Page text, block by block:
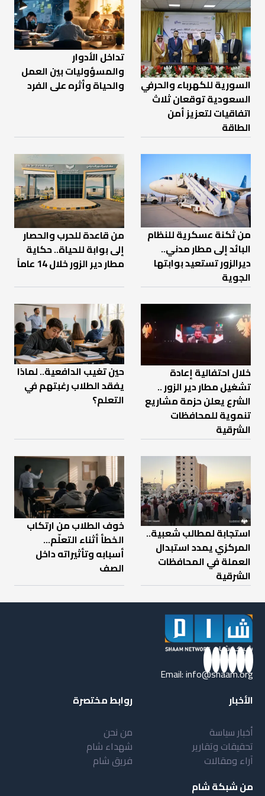
السورية للكهرباء والحرفي
السعودية توقعان ثلاث
اتفاقيات لتعزيز أمن
الطاقة
تداخل الأدوار
والمسؤوليات بين العمل
والحياة وأثره على الفرد
من ثكنة عسكرية للنظام
البائد إلى مطار مدني..
ديرالزور تستعيد بوابتها
الجوية
من قاعدة للحرب والحصار
إلى بوابة للحياة.. حكاية
مطار دير الزور خلال 14 عاماً
خلال احتفالية إعادة
تشغيل مطار دير الزور ..
الشرع يعلن حزمة مشاريع
تنموية للمحافظات
الشرقية
حين تغيب الدافعية.. لماذا
يفقد الطلاب رغبتهم في
التعلم؟
استجابة لمطالب شعبية..
المركزي يمدد استبدال
العملة في المحافظات
الشرقية
خوف الطلاب من ارتكاب
الخطأ أثناء التعلّم…
أسبابه وتأثيراته داخل
الصف
Email:info@shaam.org
الأخبار
أخبار سياسة
تحقيقات وتقارير
آراء ومقالات
روابط مختصرة
من نحن
شهداء شام
فريق شام
من شبكة شام